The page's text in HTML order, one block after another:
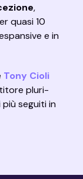
,
quasi 10
e in
Tony Cioli
pluri-
seguiti in